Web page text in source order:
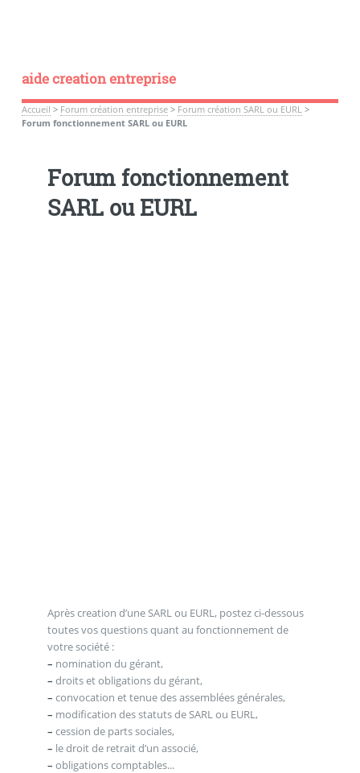
aide creation entreprise
Accueil > Forum création entreprise> Forum création SARL ou EURL>
Forum fonctionnement SARL ou EURL
Forum fonctionnement
SARL ou EURL
Après creation d’une SARL ou EURL, postez ci-dessous
toutes vos questions quant au fonctionnement de
votre société :
– nomination du gérant,
– droits et obligations du gérant,
– convocation et tenue des assemblées générales,
– modification des statuts de SARL ou EURL,
– cession de parts sociales,
– le droit de retrait d’un associé,
– obligations comptables...